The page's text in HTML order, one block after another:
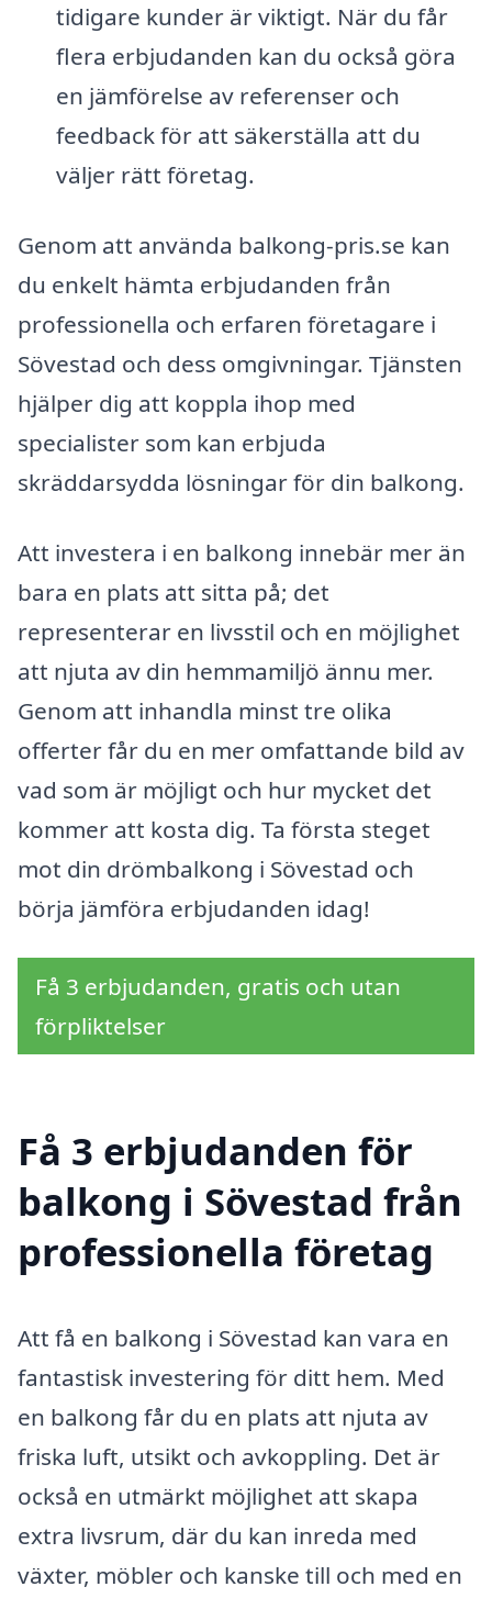
tidigare kunder är viktigt. När du får
flera erbjudanden kan du också göra
en jämförelse av referenser och
feedback för att säkerställa att du
väljer rätt företag.
Genom att använda balkong-pris.se kan
du enkelt hämta erbjudanden från
professionella och erfaren företagare i
Sövestad och dess omgivningar. Tjänsten
hjälper dig att koppla ihop med
specialister som kan erbjuda
skräddarsydda lösningar för din balkong.
Att investera i en balkong innebär mer än
bara en plats att sitta på; det
representerar en livsstil och en möjlighet
att njuta av din hemmamiljö ännu mer.
Genom att inhandla minst tre olika
offerter får du en mer omfattande bild av
vad som är möjligt och hur mycket det
kommer att kosta dig. Ta första steget
mot din drömbalkong i Sövestad och
börja jämföra erbjudanden idag!
Få 3 erbjudanden, gratis och utan
förpliktelser
Få 3 erbjudanden för
balkong i Sövestad från
professionella företag
Att få en balkong i Sövestad kan vara en
fantastisk investering för ditt hem. Med
en balkong får du en plats att njuta av
friska luft, utsikt och avkoppling. Det är
också en utmärkt möjlighet att skapa
extra livsrum, där du kan inreda med
växter, möbler och kanske till och med en